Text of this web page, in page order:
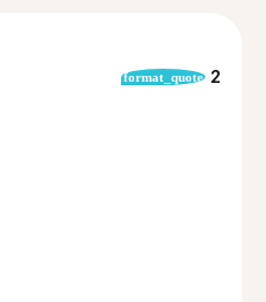
format_quote 2